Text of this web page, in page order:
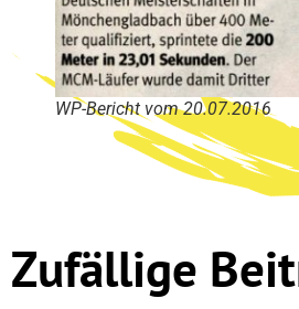
WP-Bericht vom 20.07.2016
Zufällige